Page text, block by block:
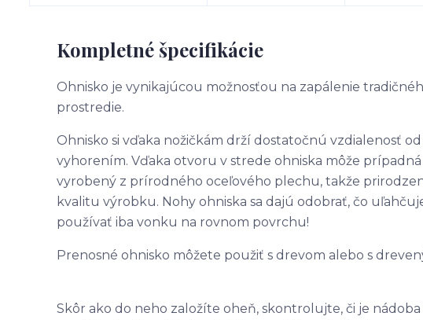
Kompletné špecifikácie
Ohnisko je vynikajúcou možnosťou na zapálenie
prostredie.
Ohnisko si vďaka nožičkám drží dostatočnú vzdialenosť
vyhorením. Vďaka otvoru v strede ohniska môže
vyrobený z prírodného oceľového plechu, takže
kvalitu výrobku. Nohy ohniska sa dajú odobrať, čo
používať iba vonku na rovnom povrchu!
Prenosné ohnisko môžete použiť s drevom alebo s
Skôr ako do neho založíte oheň, skontrolujte, či je